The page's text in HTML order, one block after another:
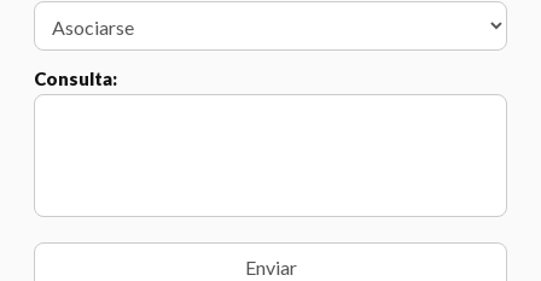
Consulta: